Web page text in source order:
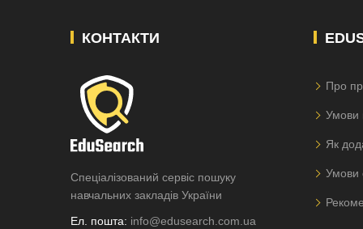
КОНТАКТИ
Спеціалізований сервіс пошуку
навчальних закладів України
Ел. пошта: info@edusearch.com.ua
Про
Умови
Як
Умови